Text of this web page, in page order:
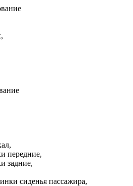
,
,
передние,
задние,
сиденья пассажира,